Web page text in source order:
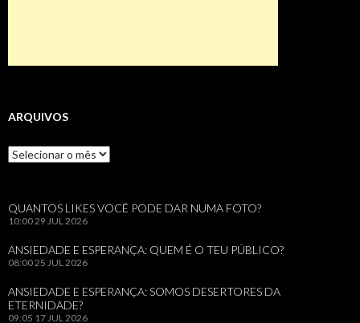
ARQUIVOS
Arquivos
QUANTOS LIKES VOCÊ PODE DAR NUMA FOTO?
10:00 29 JUL 2026
ANSIEDADE E ESPERANÇA: QUEM É O TEU PÚBLICO?
08:00 25 JUL 2026
ANSIEDADE E ESPERANÇA: SOMOS DESERTORES DA
ETERNIDADE?
09:05 17 JUL 2026